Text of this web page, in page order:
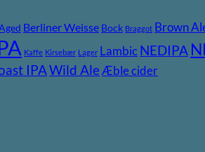
Berliner Weisse Bock Braggot Brown
Kaffe Kirsebær Lager LambicNEDIPA
IPAWild AleÆble cider